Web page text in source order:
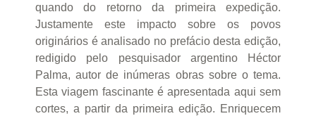
quando do retorno da primeira expedição.
Justamente este impacto sobre os povos
originários é analisado no prefácio desta edição,
redigido pelo pesquisador argentino Héctor
Palma, autor de inúmeras obras sobre o tema.
Esta viagem fascinante é apresentada aqui sem
cortes, a partir da primeira edição. Enriquecem